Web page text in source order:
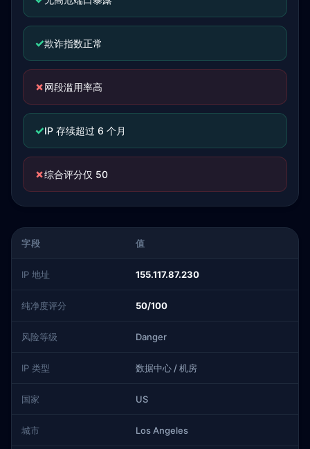
✓欺诈指数正常
✗网段滥用率高
✓IP 存续超过 6 个月
✗综合评分仅 50
字段 值
IP 地址 155.117.87.230
纯净度评分 50/100
风险等级 Danger
IP 类型 数据中心 / 机房
国家 US
城市 Los Angeles